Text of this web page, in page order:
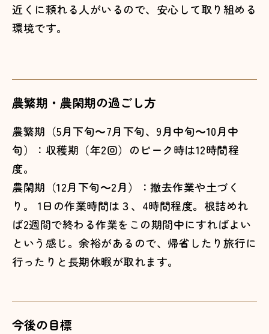
近くに頼れる人がいるので、安心して取り組める
環境です。
農繁期・農閑期の過ごし方
農繁期（5月下旬～7月下旬、9月中旬～10月中
旬）：収穫期（年2回）のピーク時は12時間程
度。
農閑期（12月下旬～2月）：撤去作業や土づく
り。 1日の作業時間は３、4時間程度。根詰めれ
ば2週間で終わる作業をこの期間中にすればよい
という感じ。余裕があるので、帰省したり旅行に
行ったりと長期休暇が取れます。
今後の目標